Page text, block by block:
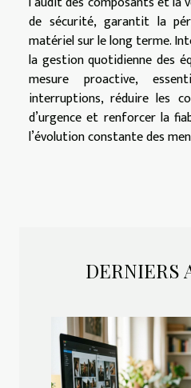
de sécurité, garantit la
matériel sur le long terme.
la gestion quotidienne des
mesure proactive,
interruptions, réduire les
d’urgence et renforcer la
l’évolution constante des
DERNIERS